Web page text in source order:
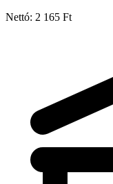
Nettó: 2 165 Ft